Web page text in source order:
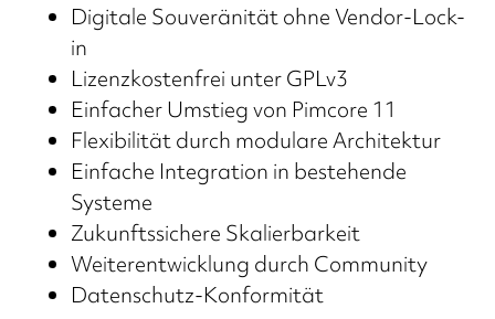
Digitale Souveränität ohne Vendor-Lock-
in
Lizenzkostenfrei unter GPLv3
Einfacher Umstieg von Pimcore 11
Flexibilität durch modulare Architektur
Einfache Integration in bestehende
Systeme
Zukunftssichere Skalierbarkeit
Weiterentwicklung durch Community
Datenschutz-Konformität